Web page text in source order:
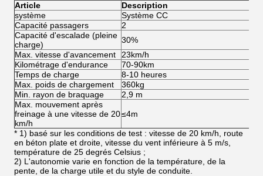
Article
Description
système
Système CC
Capacité passagers
2
Capacité d'escalade (pleine
charge)
30%
Max. vitesse d'avancement
23km/h
Kilométrage d'endurance
70-90km
Temps de charge
8-10 heures
Max. poids de chargement
360kg
Min. rayon de braquage
2,9 m
Max. mouvement après
freinage à une vitesse de 20
km/h
≤4m
* 1) basé sur les conditions de test : vitesse de 20 km/h, route
en béton plate et droite, vitesse du vent inférieure à 5 m/s,
température de 25 degrés Celsius ;
2) L'autonomie varie en fonction de la température, de la
pente, de la charge utile et du style de conduite.